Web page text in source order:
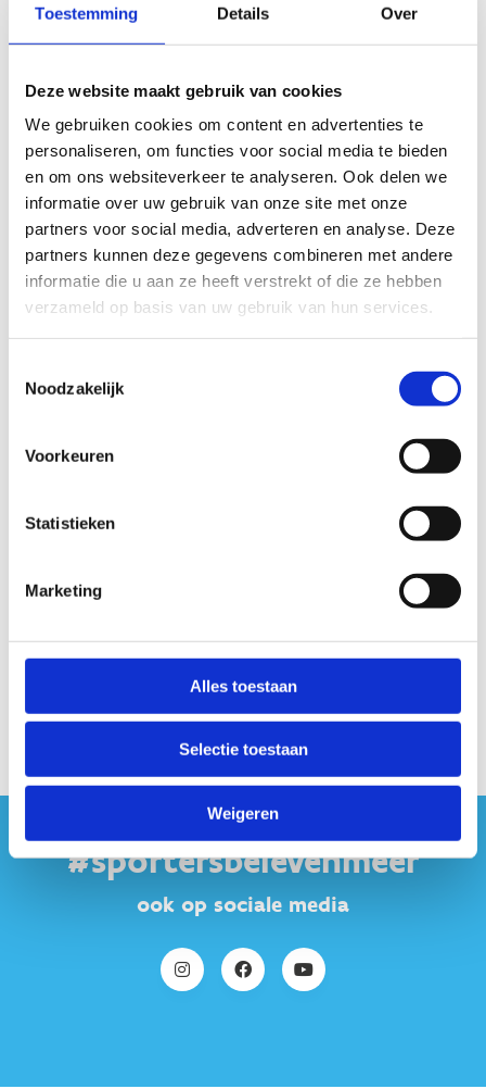
Toestemming Details Over
Deze website maakt gebruik van cookies
We gebruiken cookies om content en advertenties te
personaliseren, om functies voor social media te bieden
en om ons websiteverkeer te analyseren. Ook delen we
informatie over uw gebruik van onze site met onze
partners voor social media, adverteren en analyse. Deze
partners kunnen deze gegevens combineren met andere
informatie die u aan ze heeft verstrekt of die ze hebben
verzameld op basis van uw gebruik van hun services.
Noodzakelijk
Voorkeuren
Statistieken
Marketing
Alles toestaan
Selectie toestaan
Weigeren
De ruiter- en menroute ‘Heidebos’
grondgebied.
Er is eeng roene lusvan 16,5 km (17,2 km voor menners).
Deze route loopt deels over Evergem (Ertvelde)
Er is eenbruine lusvan 10 km, met een verkorte route
van 8,7 km. Deze lus is enkel toegankelijk voor ruiters
en loopt richting de Lembeekse bossen.
De route kreeg de toepasselijke naam ‘Heidebos’
mee en
brengt ruiters en menners langs de mooiste stukjes heide en
bos van deze prachtige regio in het Meetjesland.” Eén van die
hand moet kunnen gaan met andere vormen van recreatie in
Startplaatsen
#sportersbelevenmeer
ook op sociale media